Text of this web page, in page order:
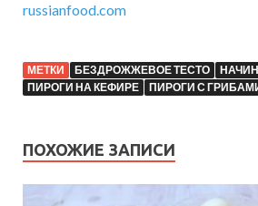
russianfood.com
МЕТКИ БЕЗДРОЖЖЕВОЕ ТЕСТО
ПИРОГИ НА КЕФИРЕ
ПИРОГИ С
ПОХОЖИЕ ЗАПИСИ